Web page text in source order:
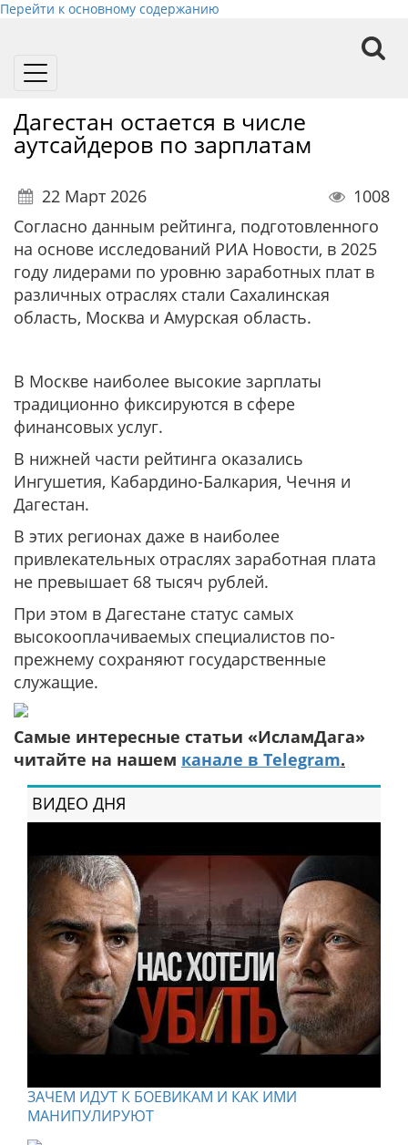
Перейти к основному содержанию
Toggle
Дагестан остается в числе
аутсайдеров по зарплатам
22 Март 2026
1008
Согласно данным рейтинга, подготовленного
на основе исследований РИА Новости, в 2025
году лидерами по уровню заработных плат в
различных отраслях стали Сахалинская
область, Москва и Амурская область.
В Москве наиболее высокие зарплаты
традиционно фиксируются в сфере
финансовых услуг.
В нижней части рейтинга оказались
Ингушетия, Кабардино-Балкария, Чечня и
Дагестан.
В этих регионах даже в наиболее
привлекательных отраслях заработная плата
не превышает 68 тысяч рублей.
При этом в Дагестане статус самых
высокооплачиваемых специалистов по-
прежнему сохраняют государственные
служащие.
Самые интересные статьи «ИсламДага»
читайте на нашем канале в Telegram.
ВИДЕО ДНЯ
ЗАЧЕМ ИДУТ К БОЕВИКАМ И КАК ИМИ
МАНИПУЛИРУЮТ